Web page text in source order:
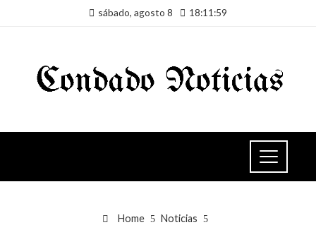
sábado, agosto 8 18:12:00
Home
Noticias